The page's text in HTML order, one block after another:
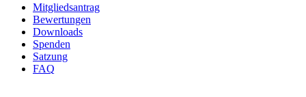
Mitgliedsantrag
Bewertungen
Downloads
Spenden
Satzung
FAQ